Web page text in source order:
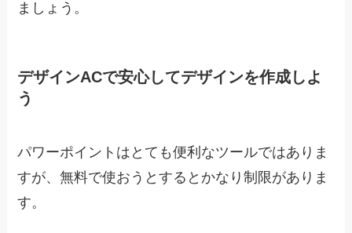
ましょう。
デザインACで安心してデザインを作成しよ
う
パワーポイントはとても便利なツールではありま
すが、無料で使おうとするとかなり制限がありま
す。